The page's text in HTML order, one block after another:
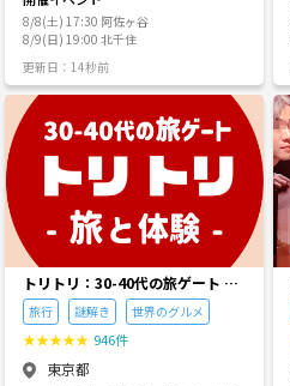
✨ ━━━━━━━━━━━━━━━━ ≪
イベント参加対象者≫ ◆性別を公開して
能なイベントあり) ◆日本語を話せる方
━━━━━━━━━━━━━━━━ 性別
を公開する方法 ①マイページの右上の
【設定】の歯車をタップする ②登録情報
設定の〈性別〉を【公開する】にしてい
🌹キャンセルについて🌹 キャンセルされ
る場合は、イベントページの参加チケッ
ト画面から、ご自身でキャンセル処理を
お願いします。主催者側ではキャンセル
処理は行っておりません。よろしくお願
いいたします🙇 ━━ ━━ ━━ ━━ ━━
━━ ━━ ※他サークルのクリエーター様
のイベントへの参加はお断りすることが
あります。ご了承ください。 ✱メンバー
申請やイベントお申込みをしていただい
ても、プロフィールやアイコン、トーク
ルームでの会話などを拝見した結果、当
れる居場所です😊 ⸻ 【サークル紹介
文】 東京を中心に、散歩やカフェ巡り、
グルメ開拓、お酒イベントなどを開催し
ています。 たまに鎌倉・川越など、東京
ベントではなく、「また来たい」と思え
る居場所を目指しています。 一人参加が
ほとんどなので、初参加でも安心です。
⸻ 【主催者の想い】 社会人になって
も、気軽に集まれる居場所を作りたいと
思い始めました。 毎回テーマを変え、色
んな体験を楽しめるコミュニティです。
ワイワイ系もゆる系も、どんな雰囲気で
もOK。まずは気軽に遊びに来てください
😊 ⸻ 【イベント例】 • 月1：都内散歩
＋カフェ • 月1：テーマ飲み会（日本酒・
グルメなど） • 2ヶ月に1回：小旅行（鎌
倉・川越など） ⸻ 【参加しやすさ】 •
一人参加歓迎 • 人見知りOK • 勧誘なし •
少人数制で安心 参加者より 同世代の友達
ができた リフレッシュできた etc お声を
8/8(土) 17:30 阿佐ヶ谷
8/9(日) 19:00 北千住
更新日：14秒前
トリトリ：30-40代の旅ゲート ＜
旅行・世界のグルメ・謎解き・新
たな体験＞
旅行 謎解き 世界のグルメ
★★★★★ 946件
東京都